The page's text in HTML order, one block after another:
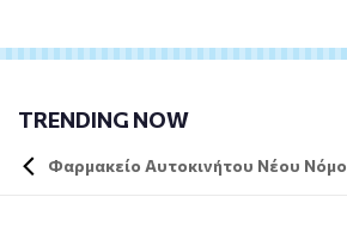
TRENDING NOW
Φαρμακείο Αυτοκινήτου Νέου